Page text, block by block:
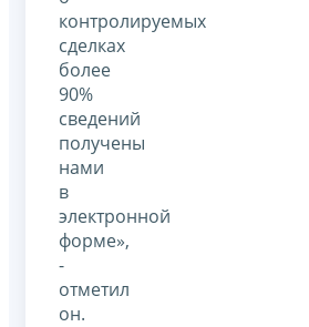
контролируемых
сделках
более
90%
сведений
получены
нами
в
электронной
форме»,
-
отметил
он.